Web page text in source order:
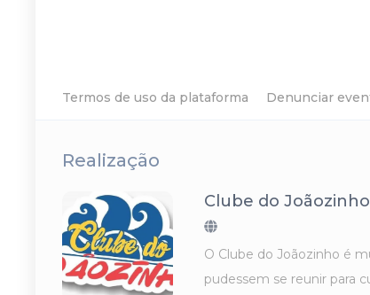
Termos de uso da plataforma Denunciar
Realização
Clube do Joãozinho
O Clube do Joãozinho é
pudessem se reunir para